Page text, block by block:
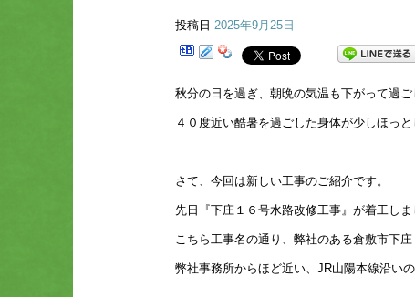
投稿日 2025年9月25日
秋分の日を過ぎ、朝晩の気温も下がって過ご
４０度近い酷暑を過ごした身体が少しほっと
さて、今回は新しい工事のご紹介です。
先日『下庄１６号水路改修工事』が着工しま
こちら工事名の通り、弊社のある倉敷市下庄
弊社事務所からほど近い、JR山陽本線沿いの